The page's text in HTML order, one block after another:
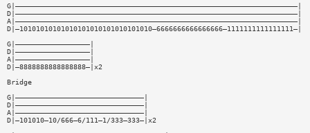
G|————————————————————————————————————————————————————————————————————|
D|————————————————————————————————————————————————————————————————————|
A|————————————————————————————————————————————————————————————————————|
D|—10101010101010101010101010101010—6666666666666666—1111111111111111—|
G|——————————————————|
D|——————————————————|
A|——————————————————|
D|—8888888888888888—|x2
Bridge
G|———————————————————————————————|
D|———————————————————————————————|
A|———————————————————————————————|
D|—101010—10/666—6/111—1/333—333—|x2